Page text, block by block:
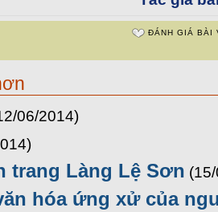
ĐÁNH GIÁ BÀI
06/2014)
trang Làng Lệ Sơn
hóa ứng xử của